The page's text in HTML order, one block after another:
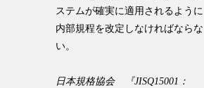
ステムが確実に適用されるように
内部規程を改定しなければならな
い。
日本規格協会 『JISQ15001：